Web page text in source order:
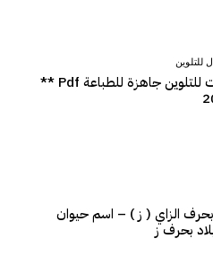
للتلوين
دفتر رسومات للتلوين جاهزة للطباعة Pdf **
الزاي ( ز ) – اسم حيوان
بحرف ز